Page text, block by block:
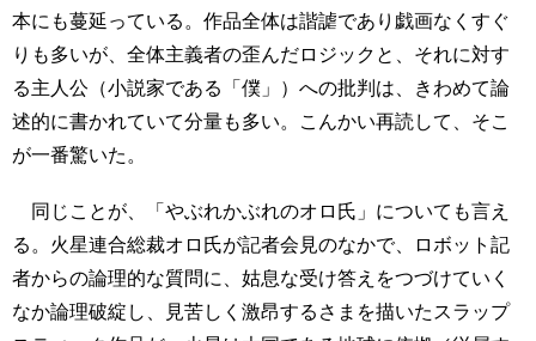
本にも蔓延っている。作品全体は諧謔であり戯画なくすぐ
りも多いが、全体主義者の歪んだロジックと、それに対す
る主人公（小説家である「僕」）への批判は、きわめて論
述的に書かれていて分量も多い。こんかい再読して、そこ
が一番驚いた。
同じことが、「やぶれかぶれのオロ氏」についても言え
る。火星連合総裁オロ氏が記者会見のなかで、ロボット記
者からの論理的な質問に、姑息な受け答えをつづけていく
なか論理破綻し、見苦しく激昂するさまを描いたスラップ